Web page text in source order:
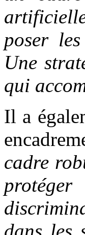
poser
Une
qui
Il a
cadre
dans les